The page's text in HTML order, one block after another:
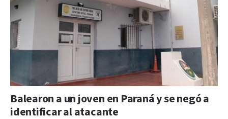
Balearon a un joven en Paraná y se negó a
identificar al atacante